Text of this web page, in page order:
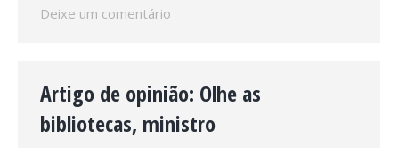
Deixe um comentário
Artigo de opinião: Olhe as
bibliotecas, ministro